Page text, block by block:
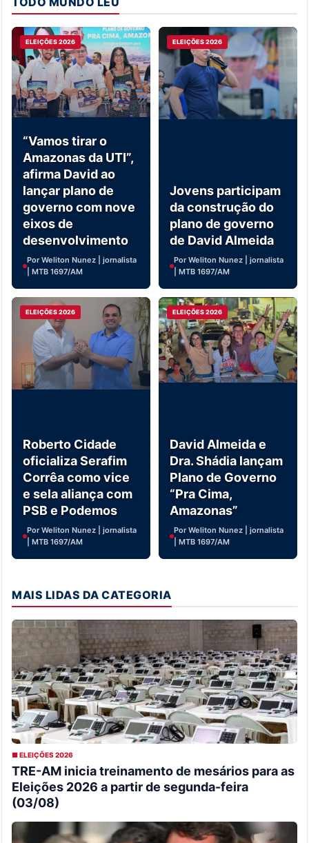
ELEIÇÕES 2026
“Vamos tirar o
Amazonas da UTI”,
afirma David ao
lançar plano de
governo com nove
eixos de
desenvolvimento
Por Weliton Nunez | jornalista
| MTB 1697/AM
ELEIÇÕES 2026
Jovens participam
da construção do
plano de governo
de David Almeida
Por Weliton Nunez | jornalista
| MTB 1697/AM
ELEIÇÕES 2026
Roberto Cidade
oficializa Serafim
Corrêa como vice
e sela aliança com
PSB e Podemos
Por Weliton Nunez | jornalista
| MTB 1697/AM
ELEIÇÕES 2026
David Almeida e
Dra. Shádia lançam
Plano de Governo
“Pra Cima,
Amazonas”
Por Weliton Nunez | jornalista
| MTB 1697/AM
MAIS LIDAS DA CATEGORIA
■ ELEIÇÕES 2026
TRE-AM inicia treinamento de mesários para as
Eleições 2026 a partir de segunda-feira
(03/08)